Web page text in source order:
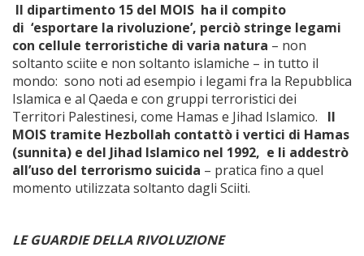
Il dipartimento 15 del MOIS ha il compito
di ‘esportare la rivoluzione’, perciò stringe legami
con cellule terroristiche di varia natura – non
soltanto sciite e non soltanto islamiche – in tutto il
mondo: sono noti ad esempio i legami fra la Repubblica
Islamica e al Qaeda e con gruppi terroristici dei
Territori Palestinesi, come Hamas e Jihad Islamico. Il
MOIS tramite Hezbollah contattò i vertici di Hamas
(sunnita) e del Jihad Islamico nel 1992, e li addestrò
all’uso del terrorismo suicida – pratica fino a quel
momento utilizzata soltanto dagli Sciiti.
LE GUARDIE DELLA RIVOLUZIONE